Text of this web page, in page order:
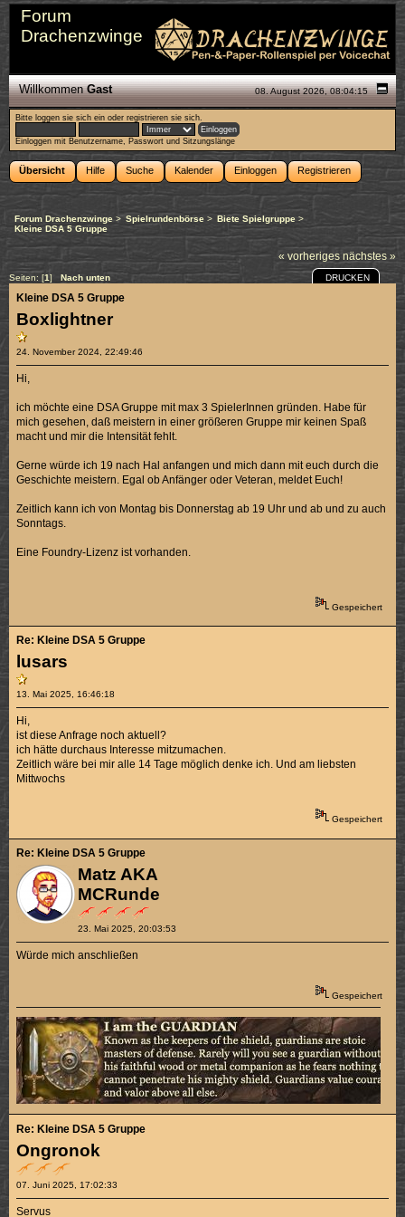
Forum
Drachenzwinge
08. August 2026, 08:04:15
WillkommenGast
Bitte loggen sie sich ein oderregistrieren sie sich.
Einloggen mit Benutzername, Passwort und Sitzungslänge
Übersicht Hilfe Suche Kalender Einloggen Registrieren
Forum Drachenzwinge > Spielrundenbörse> Biete Spielgruppe>
Kleine DSA 5 Gruppe
« vorheriges nächstes »
Seiten: [1] Nach unten DRUCKEN
Boxlightner
24. November 2024, 22:49:46
Kleine DSA 5 Gruppe
Hi,
ich möchte eine DSA Gruppe mit max 3 SpielerInnen gründen. Habe für
mich gesehen, daß meistern in einer größeren Gruppe mir keinen Spaß
macht und mir die Intensität fehlt.
Gerne würde ich 19 nach Hal anfangen und mich dann mit euch durch die
Geschichte meistern. Egal ob Anfänger oder Veteran, meldet Euch!
Zeitlich kann ich von Montag bis Donnerstag ab 19 Uhr und ab und zu auch
Sonntags.
Eine Foundry-Lizenz ist vorhanden.
Gespeichert
lusars
13. Mai 2025, 16:46:18
Re: Kleine DSA 5 Gruppe
Hi,
ist diese Anfrage noch aktuell?
ich hätte durchaus Interesse mitzumachen.
Zeitlich wäre bei mir alle 14 Tage möglich denke ich. Und am liebsten
Mittwochs
Gespeichert
Matz AKA
MCRunde
23. Mai 2025, 20:03:53
Re: Kleine DSA 5 Gruppe
Würde mich anschließen
Gespeichert
Ongronok
07. Juni 2025, 17:02:33
Re: Kleine DSA 5 Gruppe
Servus